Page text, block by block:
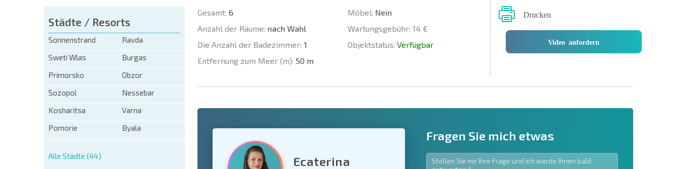
Städte / Resorts
Sonnenstrand
Ravda
Sweti Wlas
Burgas
Primorsko
Obzor
Sozopol
Nessebar
Kosharitsa
Varna
Pomorie
Byala
Alle Städte (44)
Gesamt: 6
Anzahl der Räume: nach Wahl
Die Anzahl der Badezimmer: 1
Entfernung zum Meer (m): 50 m
Möbel: Nein
Wartungsgebühr: 14 €
Objektstatus: Verfügbar
Drucken
Video anfordern
United
+1
Ecaterina
Fragen Sie mich etwas